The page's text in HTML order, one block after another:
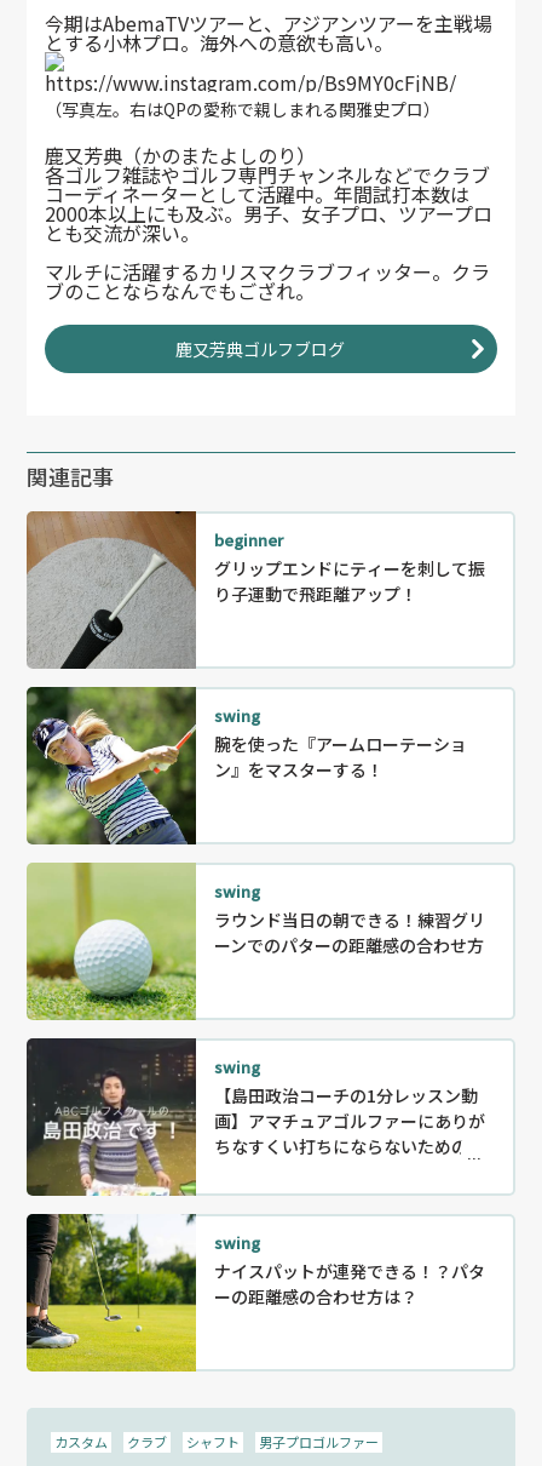
今期はAbemaTVツアーと、アジアンツアーを主戦場
とする小林プロ。海外への意欲も高い。
https://www.instagram.com/p/Bs9MY0cFjNB/
（写真左。右はQPの愛称で親しまれる関雅史プロ）
鹿又芳典（かのまたよしのり）
各ゴルフ雑誌やゴルフ専門チャンネルなどでクラブ
コーディネーターとして活躍中。年間試打本数は
2000本以上にも及ぶ。男子、女子プロ、ツアープロ
とも交流が深い。
マルチに活躍するカリスマクラブフィッター。クラ
ブのことならなんでもござれ。
鹿又芳典ゴルフブログ
関連記事
beginner
グリップエンドにティーを刺して振
り子運動で飛距離アップ！
swing
腕を使った『アームローテーショ
ン』をマスターする！
swing
ラウンド当日の朝できる！練習グリ
ーンでのパターの距離感の合わせ方
swing
【島田政治コーチの1分レッスン動
画】アマチュアゴルファーにありが
ちなすくい打ちにならないための練
swing
ナイスパットが連発できる！？パタ
ーの距離感の合わせ方は？
カスタム クラブ シャフト 男子プロゴルファー